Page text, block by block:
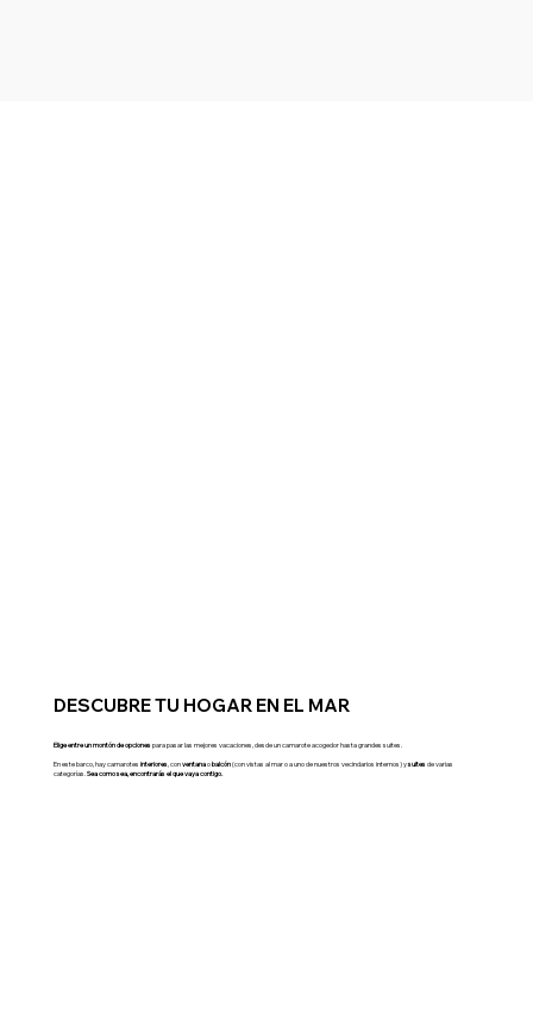
DESCUBRE TU HOGAR EN EL MAR
Elige entre un montón de opciones para pasar las mejores vacaciones, desde un camarote acogedor hasta grandes suites.
En este barco, hay camarotes interiores , conventanaobalcón(con vistas al mar o a uno de nuestros vecindarios internos) ysuites de varias
categorías. Sea como sea, encontrarás el que vaya contigo.